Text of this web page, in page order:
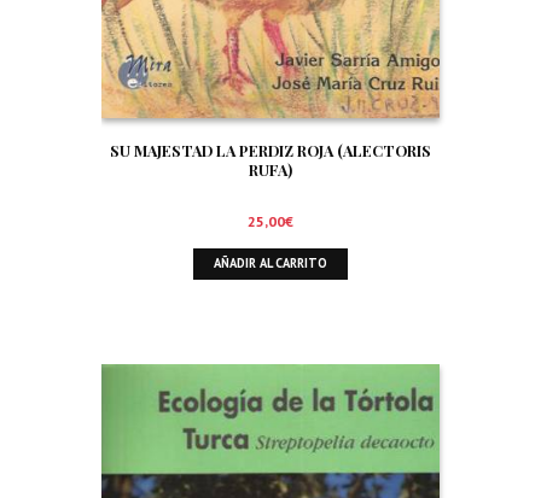
SU MAJESTAD LA PERDIZ ROJA (ALECTORIS
RUFA)
25,00€
AÑADIR AL CARRITO